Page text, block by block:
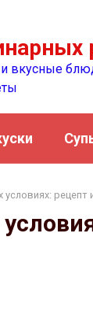
вкусные
рецепт